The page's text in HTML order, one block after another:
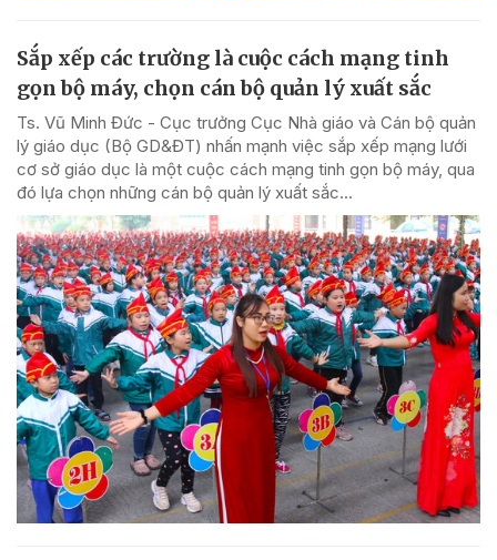
Sắp xếp các trường là cuộc cách mạng tinh
gọn bộ máy, chọn cán bộ quản lý xuất sắc
Ts. Vũ Minh Đức - Cục trưởng Cục Nhà giáo và Cán bộ quản
lý giáo dục (Bộ GD&ĐT) nhấn mạnh việc sắp xếp mạng lưới
cơ sở giáo dục là một cuộc cách mạng tinh gọn bộ máy, qua
đó lựa chọn những cán bộ quản lý xuất sắc...